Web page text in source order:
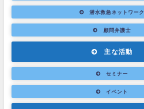
潜水救急ネットワーク
顧問弁護士
主な活動
セミナー
イベント